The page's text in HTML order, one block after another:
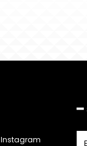
Instagram
━